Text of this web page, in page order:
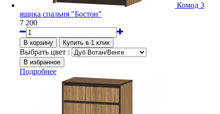
Комод 3
ящика спальня "Бостон"
7 200
Выбрать цвет :
Подробнее